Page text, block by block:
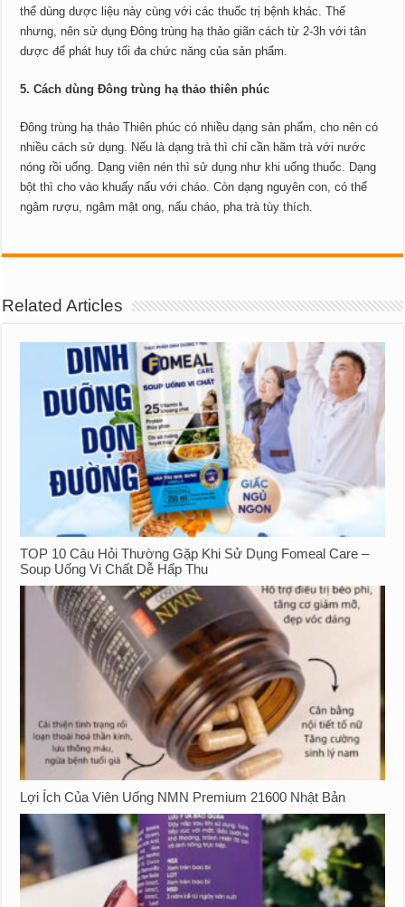
thể dùng dược liệu này cùng với các thuốc trị bệnh khác. Thế
nhưng, nên sử dụng Đông trùng hạ thảo giãn cách từ 2-3h với tân
dược để phát huy tối đa chức năng của sản phẩm.
5. Cách dùng Đông trùng hạ thảo thiên phúc
Đông trùng hạ thảo Thiên phúc có nhiều dạng sản phẩm, cho nên có
nhiều cách sử dụng. Nếu là dạng trà thì chỉ cần hãm trà với nước
nóng rồi uống. Dạng viên nén thì sử dụng như khi uống thuốc. Dạng
bột thì cho vào khuấy nấu với cháo. Còn dạng nguyên con, có thể
ngâm rượu, ngâm mật ong, nấu cháo, pha trà tùy thích.
Related Articles
TOP 10 Câu Hỏi Thường Gặp Khi Sử Dụng Fomeal Care –
Soup Uống Vi Chất Dễ Hấp Thu
Lợi Ích Của Viên Uống NMN Premium 21600 Nhật Bản